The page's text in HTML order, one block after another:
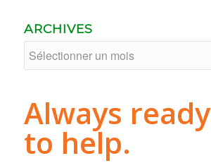
ARCHIVES
Always ready
to help.